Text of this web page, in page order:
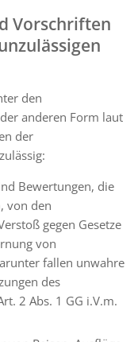
Vorschriften
den
anderen Form laut
der
Bewertungen, die
von den
gegen Gesetze
von
fallen unwahre
des
2 Abs. 1 GG i.V.m.